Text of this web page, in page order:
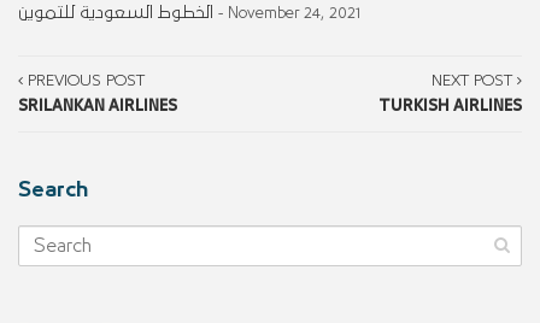
الخطوط السعودية للتموين
- November 24, 2021
PREVIOUS POST
SRILANKAN AIRLINES
NEXT POST
TURKISH AIRLINES
Search